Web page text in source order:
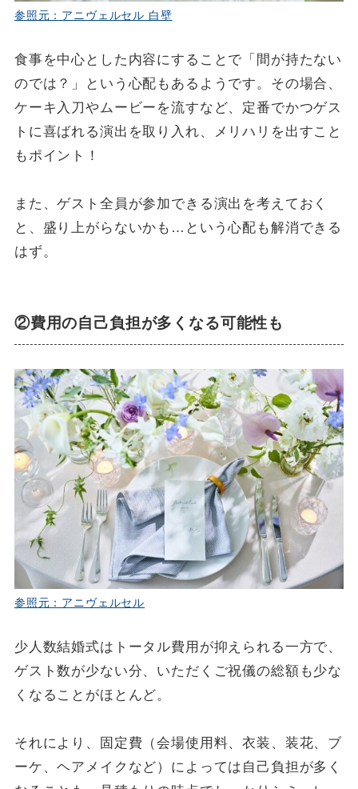
参照元：アニヴェルセル 白壁
食事を中心とした内容にすることで「間が持たない
のでは？」という心配もあるようです。その場合、
ケーキ入刀やムービーを流すなど、定番でかつゲス
トに喜ばれる演出を取り入れ、メリハリを出すこと
もポイント！
また、ゲスト全員が参加できる演出を考えておく
と、盛り上がらないかも…という心配も解消できる
はず。
②費用の自己負担が多くなる可能性も
参照元：アニヴェルセル
少人数結婚式はトータル費用が抑えられる一方で、
ゲスト数が少ない分、いただくご祝儀の総額も少な
くなることがほとんど。
それにより、固定費（会場使用料、衣装、装花、ブ
ーケ、ヘアメイクなど）によっては自己負担が多く